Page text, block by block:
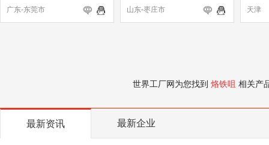
广东-东莞市
山东-枣庄市
天津
世界工厂网为您找到 烙铁咀 相关产
最新资讯 最新企业